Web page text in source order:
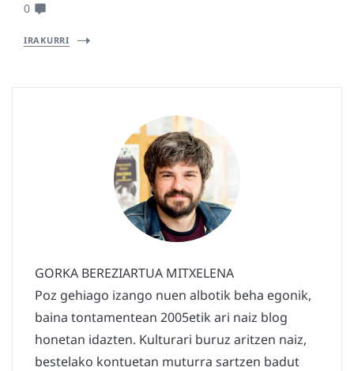
0
IRAKURRI
GORKA BEREZIARTUA MITXELENA
Poz gehiago izango nuen albotik beha egonik,
baina tontamentean 2005etik ari naiz blog
honetan idazten. Kulturari buruz aritzen naiz,
bestelako kontuetan muturra sartzen badut